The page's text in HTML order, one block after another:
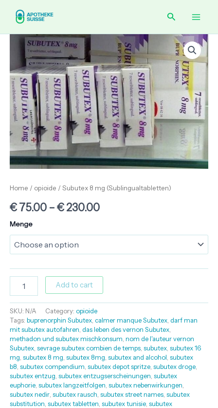
content
Search
Home / opioide / Subutex 8 mg (Sublingualtabletten)
€75.00 –€230.00
Price
range:
€ 75.00
through
€ 230.00
Menge
Subutex
(Sublingualtabletten)
quantity
Add to cart
SKU: N/A Category: opioide
Tags: buprenorphin Subutex calmer manque Subutex darf man
mit subutex autofahren das leben des vernon Subutex
methadon und subutex mischkonsum nom de l'auteur vernon
Subutex sevrage subutex combien de temps subutex subutex 16
mg subutex 8 mg subutex 8mg subutex and alcohol subutex
b8 subutex compendium subutex depot spritze subutex droge
subutex entzug subutex entzugserscheinungen subutex
euphorie subutex langzeitfolgen subutex nebenwirkungen
subutex nedir subutex rausch subutex street names subutex
substitution subutex tabletten subutex tunisie subutex